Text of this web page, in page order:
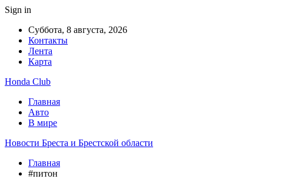
Sign in
Суббота, 8 августа, 2026
Контакты
Лента
Карта
Honda Club
Главная
Авто
В мире
Новости Бреста и Брестской области
Главная
#питон